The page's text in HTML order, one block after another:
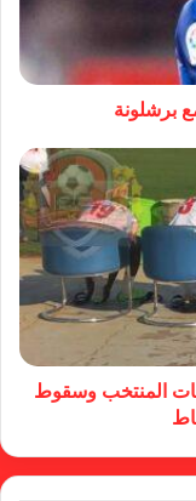
برشلونة
المنتخب وسقوط